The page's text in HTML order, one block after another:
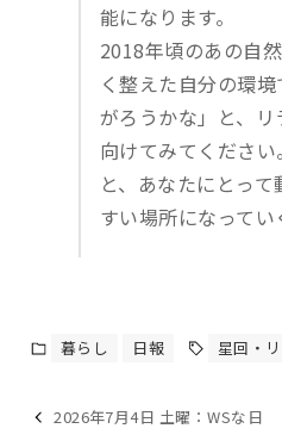
能になります。
2018年頃のあの自
く整えた自分の環
がろうかな」と、
向けてみてくださ
と、あなたにとっ
すい場所になってい
暮らし 日報 星回・
2026年7月4日 土曜：WSな日